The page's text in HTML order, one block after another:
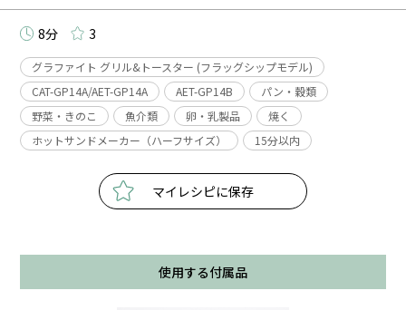
8分 3
グラファイト グリル&トースター (フラッグシップモデル)
CAT-GP14A/AET-GP14A
AET-GP14B
パン・穀類
野菜・きのこ
魚介類 卵・乳製品
焼く
ホットサンドメーカー（ハーフサイズ）
15分以内
マイレシピに保存
使用する付属品